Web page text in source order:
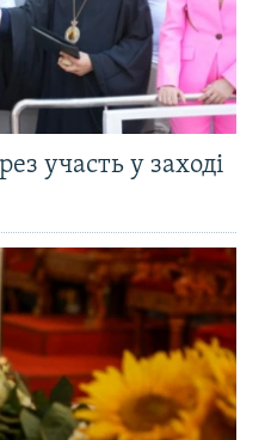
участь у заході